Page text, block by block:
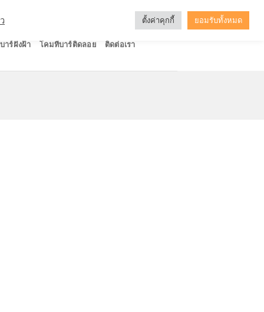
าร์ฝังฝ้า โคมทีบาร์ติดลอย ติดต่อเรา
ตั้งค่าคุกกี้ ยอมรับทั้งหมด